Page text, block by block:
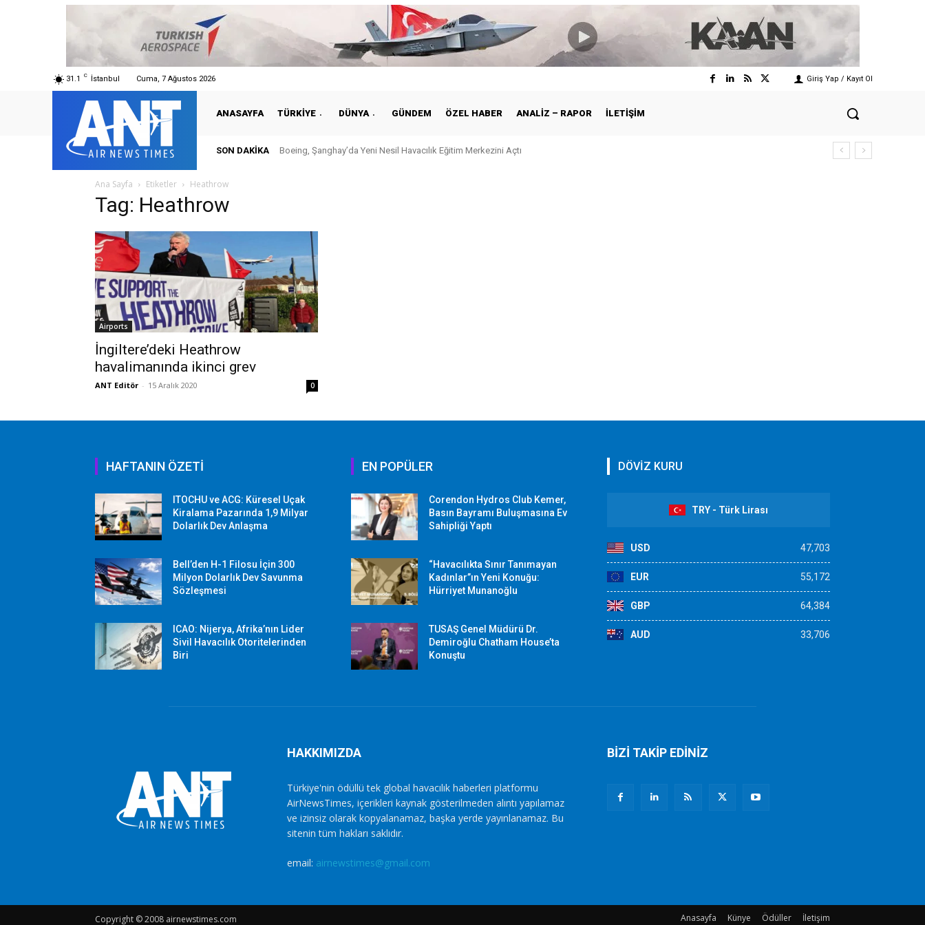
31.1 C İstanbul Cuma, 7 Ağustos 2026 Giriş Yap / Kayıt Ol
ANASAYFA TÜRKIYE DÜNYA GÜNDEM ÖZEL HABER ANALIZ – RAPOR İLETIŞIM
SON DAKIKA Boeing, Şanghay’da Yeni Nesil Havacılık Eğitim Merkezini Açtı
Ana Sayfa Etiketler Heathrow
Tag: Heathrow
Airports
İngiltere’deki Heathrow
havalimanında ikinci grev
ANT Editör - 15 Aralık 2020 0
HAFTANIN ÖZETİ
ITOCHU ve ACG: Küresel Uçak
Kiralama Pazarında 1,9 Milyar
Dolarlık Dev Anlaşma
Bell’den H-1 Filosu İçin 300
Milyon Dolarlık Dev Savunma
Sözleşmesi
ICAO: Nijerya, Afrika’nın Lider
Sivil Havacılık Otoritelerinden
Biri
EN POPÜLER
Corendon Hydros Club Kemer,
Basın Bayramı Buluşmasına Ev
Sahipliği Yaptı
“Havacılıkta Sınır Tanımayan
Kadınlar”ın Yeni Konuğu:
Hürriyet Munanoğlu
TUSAŞ Genel Müdürü Dr.
Demiroğlu Chatham House’ta
Konuştu
DÖVİZ KURU
TRY - Türk Lirası
USD 47,703
EUR 55,172
GBP 64,384
AUD 33,706
HAKKIMIZDA
Türkiye'nin ödüllü tek global havacılık haberleri platformu
AirNewsTimes, içerikleri kaynak gösterilmeden alıntı yapılamaz
ve izinsiz olarak kopyalanamaz, başka yerde yayınlanamaz. Bu
sitenin tüm hakları saklıdır.
email: airnewstimes@gmail.com
BİZİ TAKİP EDİNİZ
Copyright © 2008 airnewstimes.com Anasayfa Künye Ödüller İletişim